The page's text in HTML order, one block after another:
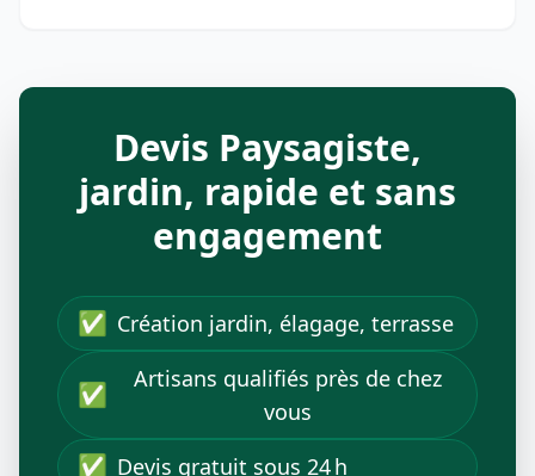
Devis Paysagiste,
jardin, rapide et sans
engagement
✅ Création jardin, élagage, terrasse
✅
Artisans qualifiés près de chez
vous
✅ Devis gratuit sous 24 h